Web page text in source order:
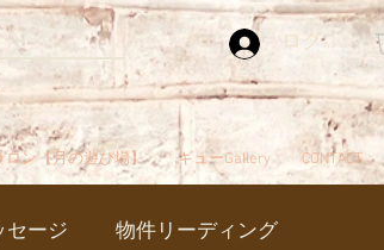
ログイン
ロン【月の遊び場】 ギューGallery CONTACT
セージ 物件リーディング